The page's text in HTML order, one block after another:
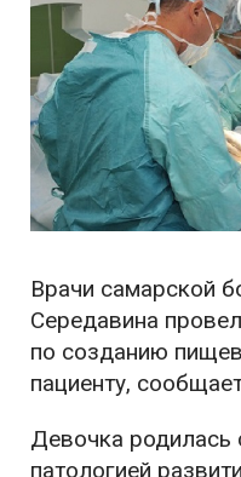
Врачи самарской
Середавина
по созданию
пациенту,
Девочка родилась
патологией